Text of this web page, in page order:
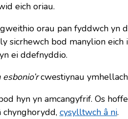
eich oriau.
orau pan fyddwch yn
sicrhewch bod manylion eich
ei ddefnyddio.
esbonio’rcwestiynau
hyn yn amcangyfrif. Os
chynghorydd, cysylltwch â ni.